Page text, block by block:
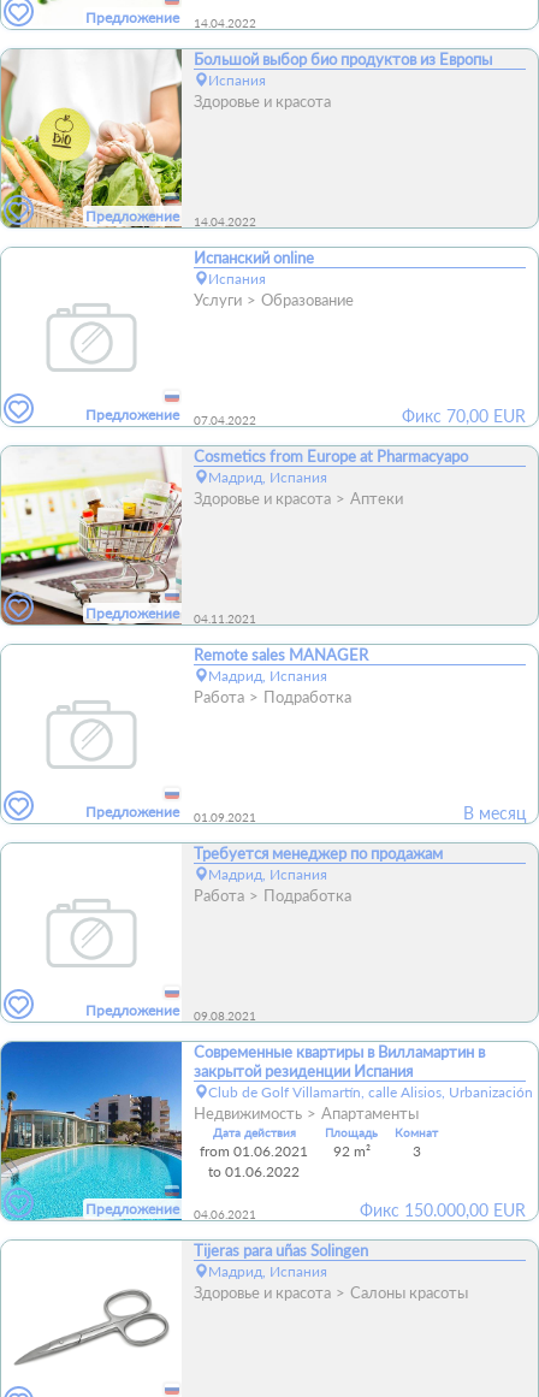
Предложение 14.04.2022
Предложение
Большой выбор био продуктов из Европы
Испания
Здоровье и красота
14.04.2022
Предложение
Испанский online
Испания
Услуги Образование
07.04.2022 Фикс 70,00 EUR
Предложение
Cosmetics from Europe at Pharmacyapo
Мадрид, Испания
Здоровье и красота Аптеки
04.11.2021
Предложение
Remote sales MANAGER
Мадрид, Испания
Работа Подработка
01.09.2021 В месяц
Предложение
Требуется менеджер по продажам
Мадрид, Испания
Работа Подработка
09.08.2021
Предложение
Современные квартиры в Вилламартин в
закрытой резиденции Испания
Club de Golf Villamartín, calle Alisios, Urbanización
Недвижимость Апартаменты
Дата действия
from 01.06.2021
to 01.06.2022
Площадь
92 m²
Комнат
3
04.06.2021 Фикс 150.000,00 EUR
Tijeras para uñas Solingen
Мадрид, Испания
Здоровье и красота Салоны красоты